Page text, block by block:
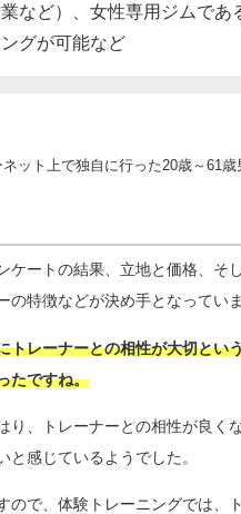
など）、女性専用ジムであ
グが可能など
ット上で独自に行った20歳～61歳
ケートの結果、立地と価格、そ
の特徴などが決め手となってい
トレーナーとの相性が大切とい
たですね。
り、トレーナーとの相性が良く
と感じているようでした。
ので、体験トレーニングでは、